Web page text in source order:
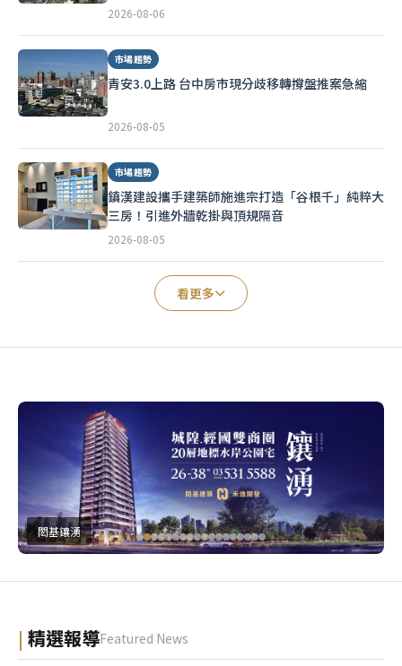
2026-08-06
市場趨勢
青安3.0上路 台中房市現分歧移轉撐盤推案急縮
2026-08-05
市場趨勢
鎮漢建設攜手建築師施進宗打造「谷根千」純粹大
三房！引進外牆乾掛與頂規隔音
2026-08-05
看更多
閎基鑲湧
精選報導Featured News